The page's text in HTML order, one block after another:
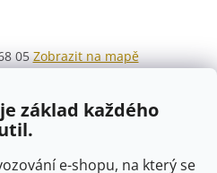
základ každého
e-shopu, na který se
05 Zobrazit na mapě